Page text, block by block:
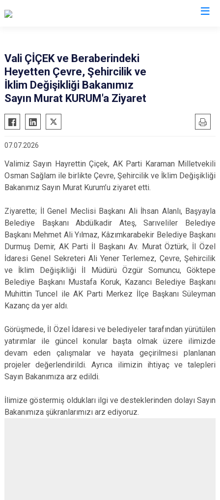
Vali ÇİÇEK ve Beraberindeki
Heyetten Çevre, Şehircilik ve
İklim Değişikliği Bakanımız
Sayın Murat KURUM'a Ziyaret
07.07.2026
Valimiz Sayın Hayrettin Çiçek, AK Parti Karaman Milletvekili
Osman Sağlam ile birlikte Çevre, Şehircilik ve İklim Değişikliği
Bakanımız Sayın Murat Kurum’u ziyaret etti.
Ziyarette; İl Genel Meclisi Başkanı Ali İhsan Alanlı, Başyayla
Belediye Başkanı Abdülkadir Ateş, Sarıveliler Belediye
Başkanı Mehmet Ali Yılmaz, Kâzımkarabekir Belediye Başkanı
Durmuş Demir, AK Parti İl Başkanı Av. Murat Öztürk, İl Özel
İdaresi Genel Sekreteri Ali Yener Terlemez, Çevre, Şehircilik
ve İklim Değişikliği İl Müdürü Özgür Somuncu, Göktepe
Belediye Başkanı Mustafa Koruk, Kazancı Belediye Başkanı
Muhittin Tuncel ile AK Parti Merkez İlçe Başkanı Süleyman
Kazanç da yer aldı.
Görüşmede, İl Özel İdaresi ve belediyeler tarafından yürütülen
yatırımlar ile güncel konular başta olmak üzere ilimizde
devam eden çalışmalar ve hayata geçirilmesi planlanan
projeler değerlendirildi. Ayrıca ilimizin ihtiyaç ve talepleri
Sayın Bakanımıza arz edildi.
İlimize göstermiş oldukları ilgi ve desteklerinden dolayı Sayın
Bakanımıza şükranlarımızı arz ediyoruz.